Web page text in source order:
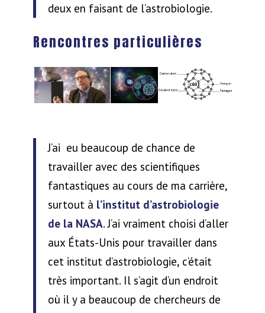
deux en faisant de l’astrobiologie.
Rencontres particulières
J’ai eu beaucoup de chance de
travailler avec des scientifiques
fantastiques au cours de ma carrière,
surtout à l’institut d’astrobiologie
de la NASA. J’ai vraiment choisi d’aller
aux États-Unis pour travailler dans
cet institut d’astrobiologie, c’était
très important. Il s’agit d’un endroit
où il y a beaucoup de chercheurs de